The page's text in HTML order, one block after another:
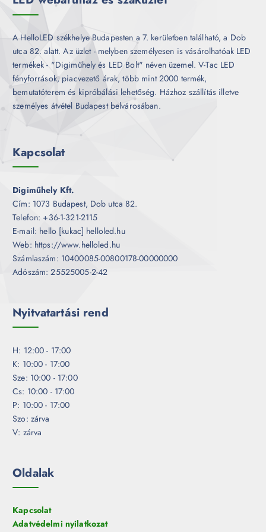
A HelloLED székhelye Budapesten a 7. kerületben található, a Dob
utca 82. alatt. Az üzlet - melyben személyesen is vásárolhatóak LED
termékek - "Digiműhely és LED Bolt" néven üzemel. V-Tac LED
fényforrások, piacvezető árak, több mint 2000 termék,
bemutatóterem és kipróbálási lehetőség. Házhoz szállítás illetve
személyes átvétel Budapest belvárosában.
Kapcsolat
Digiműhely Kft.
Cím: 1073 Budapest, Dob utca 82.
Telefon: +36-1-321-2115
E-mail: hello [kukac] helloled.hu
Web: https://www.helloled.hu
Számlaszám: 10400085-00800178-00000000
Adószám: 25525005-2-42
Nyitvatartási rend
H: 12:00 - 17:00
K: 10:00 - 17:00
Sze: 10:00 - 17:00
Cs: 10:00 - 17:00
P: 10:00 - 17:00
Szo: zárva
V: zárva
Oldalak
Kapcsolat
Adatvédelmi nyilatkozat